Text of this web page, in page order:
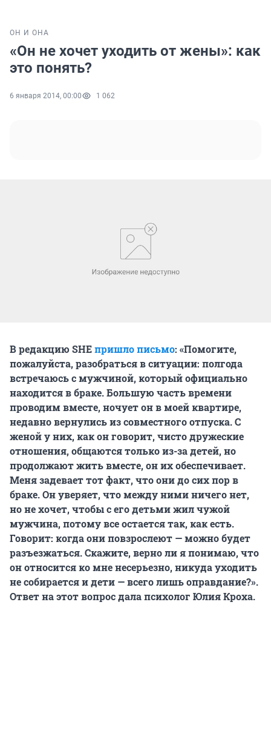
ОН И ОНА
«Он не хочет уходить от жены»: как
это понять?
6 января 2014, 00:00 1 062
В редакцию SHEпришло письмо: «Помогите,
пожалуйста, разобраться в ситуации: полгода
встречаюсь с мужчиной, который официально
находится в браке. Большую часть времени
проводим вместе, ночует он в моей квартире,
недавно вернулись из совместного отпуска. С
женой у них, как он говорит, чисто дружеские
отношения, общаются только из-за детей, но
продолжают жить вместе, он их обеспечивает.
Меня задевает тот факт, что они до сих пор в
браке. Он уверяет, что между ними ничего нет,
но не хочет, чтобы с его детьми жил чужой
мужчина, потому все остается так, как есть.
Говорит: когда они повзрослеют — можно будет
разъезжаться. Скажите, верно ли я понимаю, что
он относится ко мне несерьезно, никуда уходить
не собирается и дети — всего лишь оправдание?».
Ответ на этот вопрос дала психолог Юлия Кроха.